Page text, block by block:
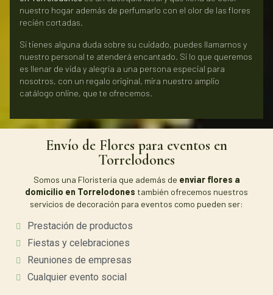
nuestro hogar además de perfumarlo con el olor de las flores
recién cortadas.
Si tienes alguna duda sobre su cuidado, puedes llamarnos y
nuestro personal te atenderá encantado. Si lo que queremos
es llenar de vida y alegría a una persona especial para
nosotros, con un regalo original, mira nuestro amplio
catálogo online, que te ofrecemos.
Envío de Flores para eventos en
Torrelodones
Somos una Floristería que además de enviar flores a
domicilio en Torrelodones también ofrecemos nuestros
servicios de decoración para eventos como pueden ser:
Prestación de productos
Fiestas y celebraciones
Reuniones de empresas
Cualquier evento social